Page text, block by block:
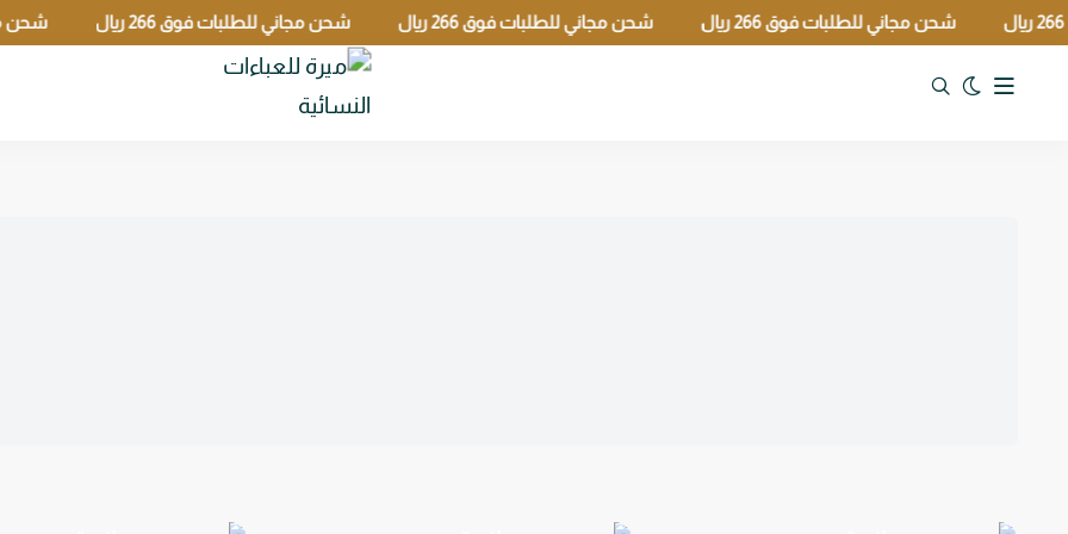
شحن مجاني للطلبات فوق 266 ريال شحن مجاني للطلبات فوق 266 ريال شحن مجاني للطلبات فوق 266 ريال شحن مجاني للطلبات فوق
تبديل الوضع الداكن ميرة للعباءات النسائية